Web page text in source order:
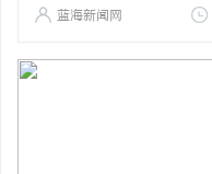
蓝海新闻网